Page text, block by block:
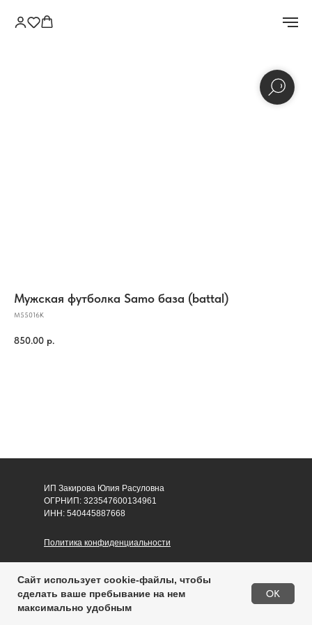
Мужская футболка Samo база (battal)
M55016K
850.00 р.
Сайт использует cookie-файлы, чтобы
сделать ваше пребывание на нем
максимально удобным
OK
ИП Закирова Юлия Расуловна
ОГРНИП: 323547600134961
ИНН: 540445887668
Политика конфиденциальности
Публичная оферта